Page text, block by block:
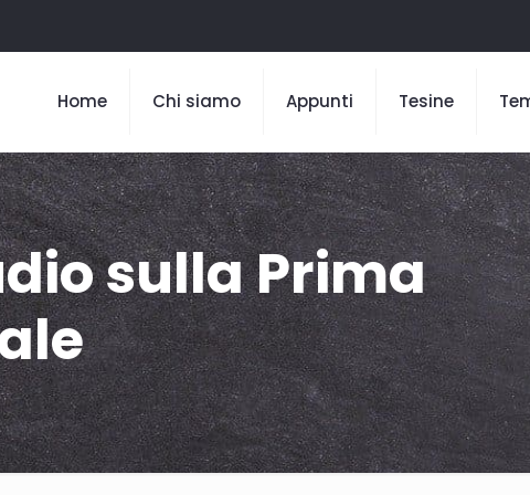
Home Chi siamo Appunti Tesine
sulla Prima